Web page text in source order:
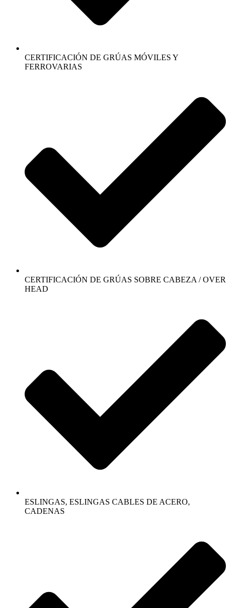
CERTIFICACIÓN DE GRÚAS MÓVILES Y
FERROVARIAS
CERTIFICACIÓN DE GRÚAS SOBRE CABEZA / OVER
HEAD
ESLINGAS, ESLINGAS CABLES DE ACERO,
CADENAS